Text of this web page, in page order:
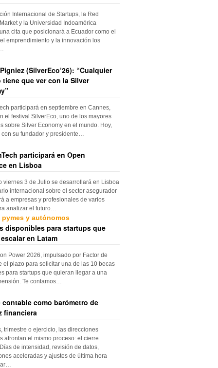
Internacional de Startups, la Red
y la Universidad Indoamérica
cita que posicionará a Ecuador como el
emprendimiento y la innovación los
(SilverEco’26): “Cualquier
tiene que ver con la Silver
participará en septiembre en Cannes,
el festival SilverEco, uno de los mayores
sobre Silver Economy en el mundo. Hoy,
su fundador y presidente…
participará en Open
en Lisboa
viernes 3 de Julio se desarrollará en Lisboa
internacional sobre el sector asegurador
a empresas y profesionales de varios
analizar el futuro…
pymes y autónomos
disponibles para startups que
en Latam
Power 2026, impulsado por Factor de
el plazo para solicitar una de las 10 becas
para startups que quieran llegar a una
Te contamos…
contable como barómetro de
financiera
trimestre o ejercicio, las direcciones
afrontan el mismo proceso: el cierre
de intensidad, revisión de datos,
aceleradas y ajustes de última hora